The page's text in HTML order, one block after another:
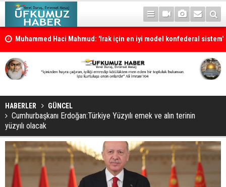
Muhammed Haci Mahmud: 'Irak için en iyi model konfederal sistem'
HABERLER GÜNCEL
Cumhurbaşkanı Erdoğan:Türkiye Yüzyılı emek ve alın terinin
yüzyılı olacak